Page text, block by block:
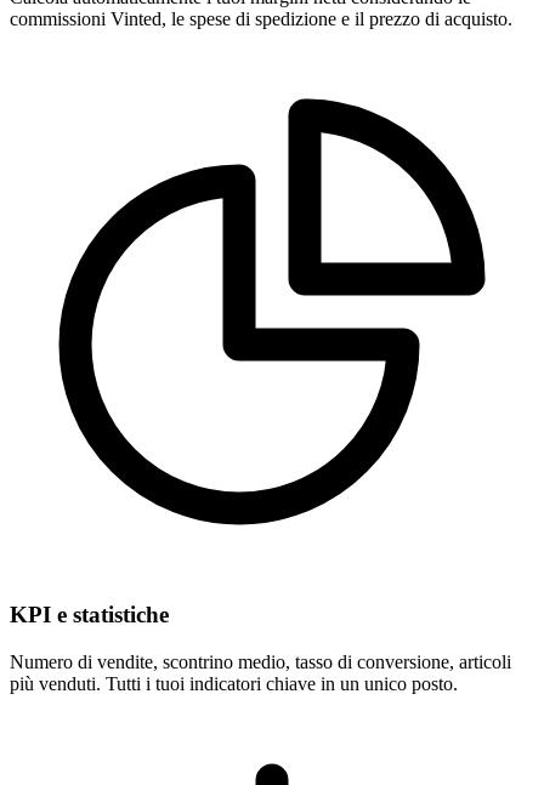
commissioni Vinted, le spese di spedizione e il prezzo di acquisto.
KPI e statistiche
Numero di vendite, scontrino medio, tasso di conversione, articoli
più venduti. Tutti i tuoi indicatori chiave in un unico posto.